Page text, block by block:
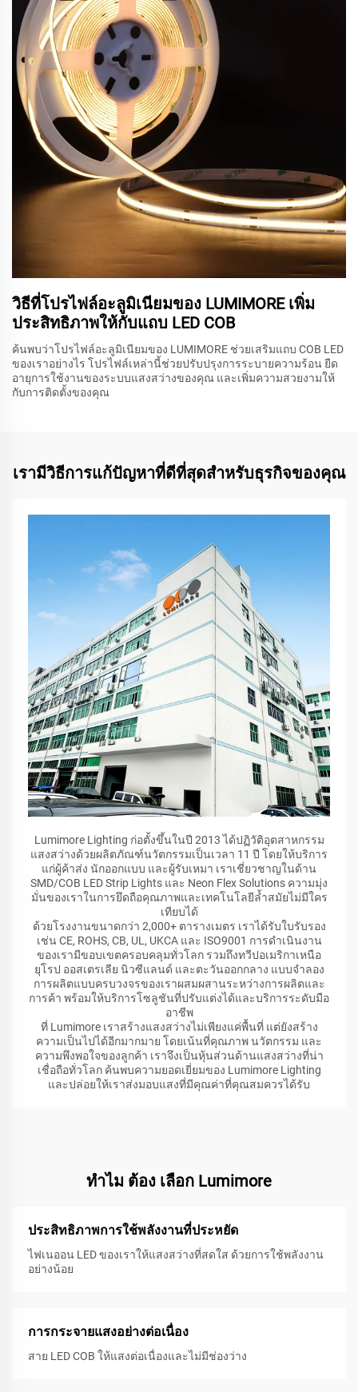
วิธีที่โปรไฟล์อะลูมิเนียมของ LUMIMORE เพิ่ม
ประสิทธิภาพให้กับแถบ LED COB
ค้นพบว่าโปรไฟล์อะลูมิเนียมของ LUMIMORE ช่วยเสริมแถบ COB LED
ของเราอย่างไร โปรไฟล์เหล่านี้ช่วยปรับปรุงการระบายความร้อน ยืด
อายุการใช้งานของระบบแสงสว่างของคุณ และเพิ่มความสวยงามให้
กับการติดตั้งของคุณ
เรามีวิธีการแก้ปัญหาที่ดีที่สุดสำหรับธุรกิจของคุณ
Lumimore Lighting ก่อตั้งขึ้นในปี 2013 ได้ปฏิวัติอุตสาหกรรม
แสงสว่างด้วยผลิตภัณฑ์นวัตกรรมเป็นเวลา 11 ปี โดยให้บริการ
แก่ผู้ค้าส่ง นักออกแบบ และผู้รับเหมา เราเชี่ยวชาญในด้าน
SMD/COB LED Strip Lights และ Neon Flex Solutions ความมุ่ง
มั่นของเราในการยึดถือคุณภาพและเทคโนโลยีล้ำสมัยไม่มีใคร
เทียบได้
ด้วยโรงงานขนาดกว่า 2,000+ ตารางเมตร เราได้รับใบรับรอง
เช่น CE, ROHS, CB, UL, UKCA และ ISO9001 การดำเนินงาน
ของเรามีขอบเขตครอบคลุมทั่วโลก รวมถึงทวีปอเมริกาเหนือ
ยุโรป ออสเตรเลีย นิวซีแลนด์ และตะวันออกกลาง แบบจำลอง
การผลิตแบบครบวงจรของเราผสมผสานระหว่างการผลิตและ
การค้า พร้อมให้บริการโซลูชันที่ปรับแต่งได้และบริการระดับมือ
อาชีพ
ที่ Lumimore เราสร้างแสงสว่างไม่เพียงแค่พื้นที่ แต่ยังสร้าง
ความเป็นไปได้อีกมากมาย โดยเน้นที่คุณภาพ นวัตกรรม และ
ความพึงพอใจของลูกค้า เราจึงเป็นหุ้นส่วนด้านแสงสว่างที่น่า
เชื่อถือทั่วโลก ค้นพบความยอดเยี่ยมของ Lumimore Lighting
และปล่อยให้เราส่งมอบแสงที่มีคุณค่าที่คุณสมควรได้รับ
ทําไม ต้อง เลือก Lumimore
ประสิทธิภาพการใช้พลังงานที่ประหยัด
ไฟเนออน LED ของเราให้แสงสว่างที่สดใส ด้วยการใช้พลังงาน
อย่างน้อย
การกระจายแสงอย่างต่อเนื่อง
สาย LED COB ให้แสงต่อเนื่องและไม่มีช่องว่าง